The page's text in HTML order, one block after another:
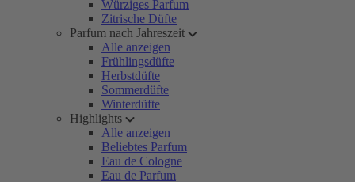
Würziges Parfum
Zitrische Düfte
Parfum nach Jahreszeit
Alle anzeigen
Frühlingsdüfte
Herbstdüfte
Sommerdüfte
Winterdüfte
Highlights
Alle anzeigen
Beliebtes Parfum
Eau de Cologne
Eau de Parfum